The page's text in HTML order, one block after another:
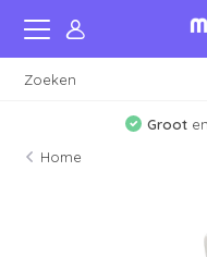
Groot
Home